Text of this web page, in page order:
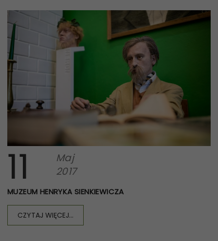
11
Maj
2017
MUZEUM HENRYKA SIENKIEWICZA
CZYTAJ WIĘCEJ...